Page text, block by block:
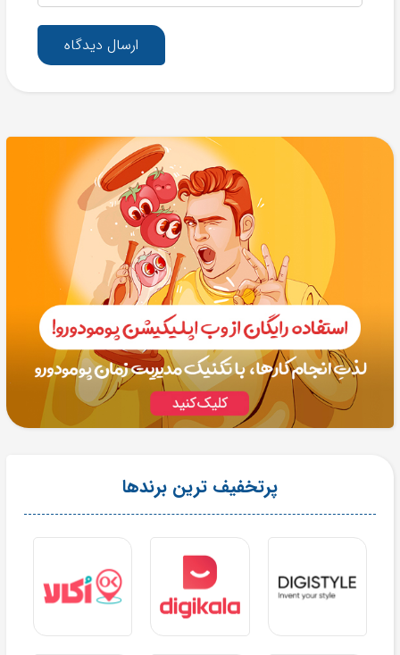
ارسال دیدگاه
پرتخفیف ترین برندها